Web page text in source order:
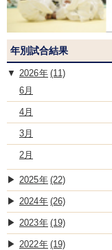
年別試合結果
2026
(11)
6月
4月
3月
2月
2025 (22)
2024 (26)
2023 (19)
2022 (19)